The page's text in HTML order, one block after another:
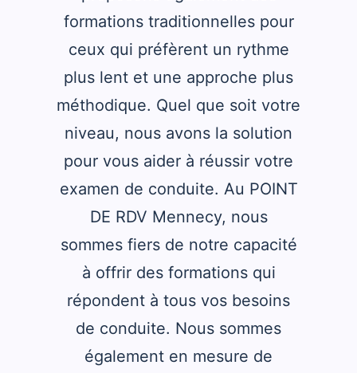
formations traditionnelles pour
ceux qui préfèrent un rythme
plus lent et une approche plus
méthodique. Quel que soit votre
niveau, nous avons la solution
pour vous aider à réussir votre
examen de conduite. Au POINT
DE RDV Mennecy, nous
sommes fiers de notre capacité
à offrir des formations qui
répondent à tous vos besoins
de conduite. Nous sommes
également en mesure de